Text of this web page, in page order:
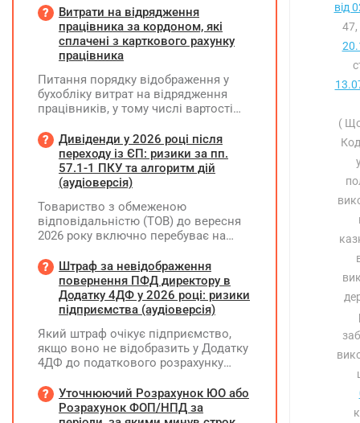
від
47,
(
Витрати на відрядження
працівника за кордоном, які
сплачені з карткового рахунку
працівника
Питання порядку відображення у
бухобліку витрат на відрядження
працівників, у тому числі вартості
карткового рахунку працівника та
підтвердження таких операцій
первинними документами, належать
до компетенції Мінфіну
Дивіденди у 2026 році після
переходу із ЄП: ризики за пп.
57.1-1 ПКУ та алгоритм дій
(аудіоверсія)
Товариство з обмеженою
відповідальністю (ТОВ) до вересня
2026 року включно перебуває на
(єдиний податок, 3 група, ставка 5%,
неплатник ПДВ). З 1 жовтня 2026
року підприємство переходить на
загальну систему оподаткування
прибуток). За результатами
діяльності у періоді 2024–2025 років
(під час перебування на спрощеній
чистий прибуток, сума
нерозподіленого прибутку в балансі
Штраф за невідображення
повернення ПФД директору в
Додатку 4ДФ у 2026 році: ризики
підприємства (аудіоверсія)
Який штраф очікує підприємство,
якщо воно не відобразить у Додатку
4ДФ до податкового розрахунку
допомоги (ПФД) директору?
Уточнюючий Розрахунок ЮО або
Розрахунок ФОП/НПД за